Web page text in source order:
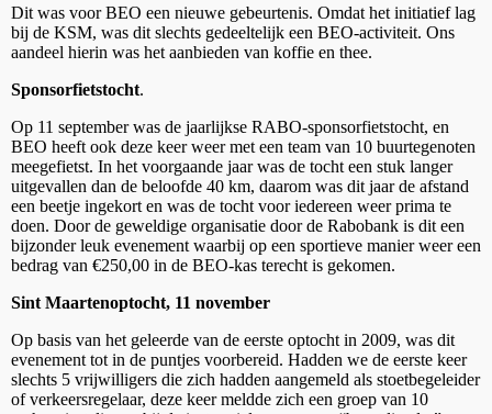
Dit was voor BEO een nieuwe gebeurtenis. Omdat het initiatief lag
bij de KSM, was dit slechts gedeeltelijk een BEO-activiteit. Ons
aandeel hierin was het aanbieden van koffie en thee.
Sponsorfietstocht.
Op 11 september was de jaarlijkse RABO-sponsorfietstocht, en
BEO heeft ook deze keer weer met een team van 10 buurtegenoten
meegefietst. In het voorgaande jaar was de tocht een stuk langer
uitgevallen dan de beloofde 40 km, daarom was dit jaar de afstand
een beetje ingekort en was de tocht voor iedereen weer prima te
doen. Door de geweldige organisatie door de Rabobank is dit een
bijzonder leuk evenement waarbij op een sportieve manier weer een
bedrag van €250,00 in de BEO-kas terecht is gekomen.
Sint Maartenoptocht, 11 november
Op basis van het geleerde van de eerste optocht in 2009, was dit
evenement tot in de puntjes voorbereid. Hadden we de eerste keer
slechts 5 vrijwilligers die zich hadden aangemeld als stoetbegeleider
of verkeersregelaar, deze keer meldde zich een groep van 10